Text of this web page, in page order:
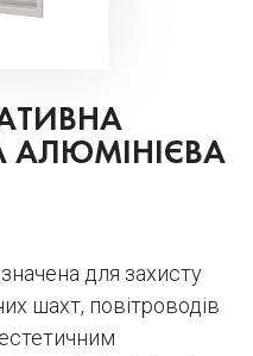
АЛЮМІНІЄВА
для захисту
шахт, повітроводів